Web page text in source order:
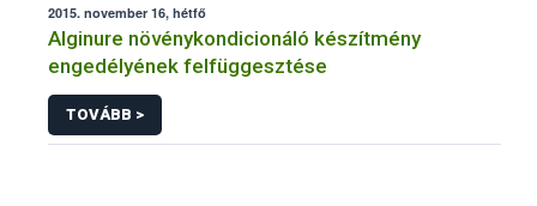
2015. november 16, hétfő
Alginure növénykondicionáló készítmény
engedélyének felfüggesztése
TOVÁBB >